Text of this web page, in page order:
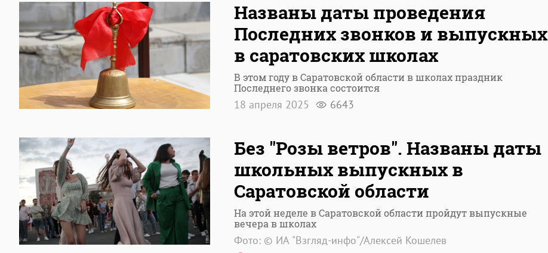
Названы даты проведения
Последних звонков и выпускных
в саратовских школах
В этом году в Саратовской области в школах праздник
Последнего звонка состоится
18 апреля 2025 6643
Без "Розы ветров". Названы даты
школьных выпускных в
Саратовской области
На этой неделе в Саратовской области пройдут выпускные
вечера в школах
Фото: © ИА "Взгляд-инфо"/Алексей Кошелев